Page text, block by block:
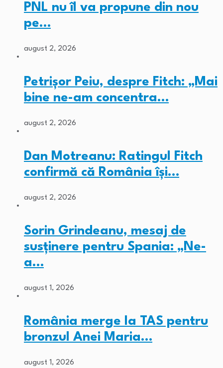
PNL nu îl va propune din nou
pe…
august 2, 2026
Petrișor Peiu, despre Fitch: „Mai
bine ne-am concentra…
august 2, 2026
Dan Motreanu: Ratingul Fitch
confirmă că România își…
august 2, 2026
Sorin Grindeanu, mesaj de
susținere pentru Spania: „Ne-
a…
august 1, 2026
România merge la TAS pentru
bronzul Anei Maria…
august 1, 2026